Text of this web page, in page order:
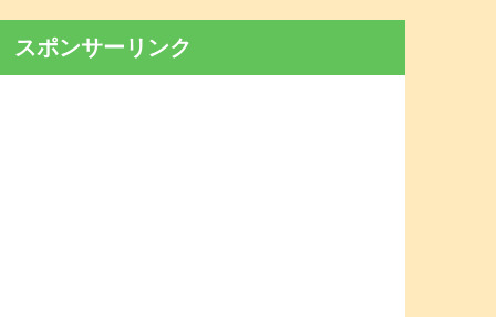
スポンサーリンク